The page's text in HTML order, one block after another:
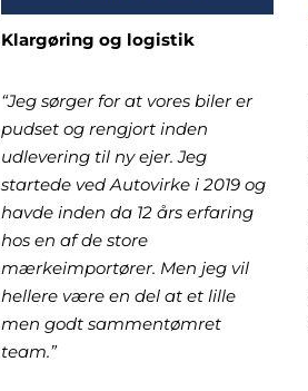
Klargøring og logistik
“Jeg sørger for at vores biler er
pudset og rengjort inden
udlevering til ny ejer. Jeg
startede ved Autovirke i 2019 og
havde inden da 12 års erfaring
hos en af de store
mærkeimportører. Men jeg vil
hellere være en del at et lille
men godt sammentømret
team.”